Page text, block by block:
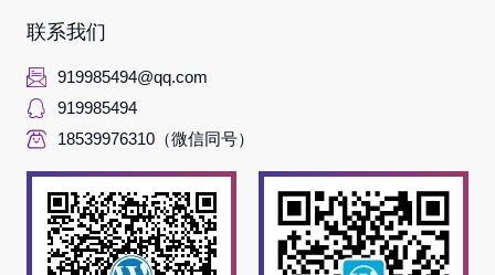
联系我们
919985494@qq.com
919985494
18539976310（微信同号）